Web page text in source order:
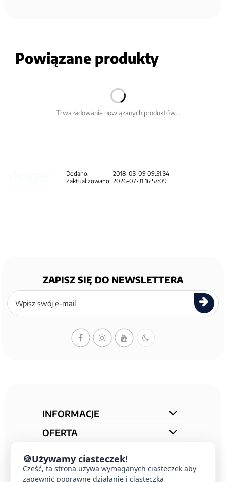
Powiązane produkty
Trwa ładowanie powiązanych produktów...
Dodano:
2018-03-09 09:51:34
Zaktualizowano: 2026-07-31 16:57:09
ZAPISZ SIĘ DO NEWSLETTERA
Zapisz
się
newslettera
INFORMACJE
OFERTA
KONTAKT
🍪Używamy ciasteczek!
Cześć, ta strona używa wymaganych ciasteczek aby
zapewnić poprawne działanie i ciasteczka